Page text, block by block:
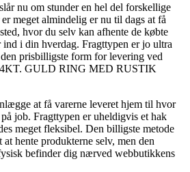
nu om stunder en hel del forskellige
meget almindelig er nu til dags at få
hvor du selv kan afhente de købte
ind i din hverdag. Fragttypen er jo ultra
prisbilligste form for levering ved
GULD RING MED RUSTIK
at få varerne leveret hjem til hvor
job. Fragttypen er uheldigvis et hak
meget fleksibel. Den billigste metode
hente produkterne selv, men den
befinder dig nærved webbutikkens